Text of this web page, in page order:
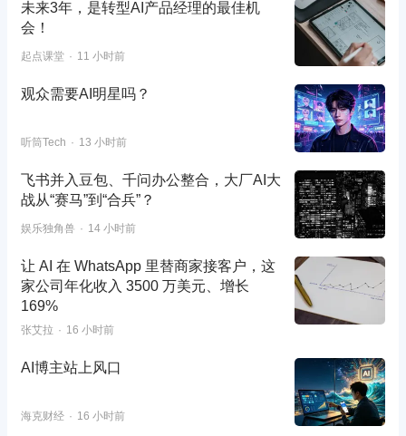
未来3年，是转型AI产品经理的最佳机
会！
起点课堂 11 小时前
观众需要AI明星吗？
听筒Tech 13 小时前
飞书并入豆包、千问办公整合，大厂AI大
战从“赛马”到“合兵”？
娱乐独角兽 14 小时前
让 AI 在 WhatsApp 里替商家接客户，这
家公司年化收入 3500 万美元、增长
169%
张艾拉 16 小时前
AI博主站上风口
海克财经 16 小时前